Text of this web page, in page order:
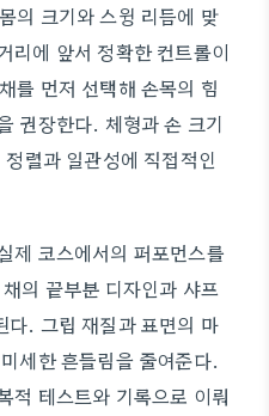
의 크기와 스윙 리듬에 맞
리에 앞서 정확한 컨트롤이
를 먼저 선택해 손목의 힘
권장한다. 체형과 손 크기
렬과 일관성에 직접적인
제 코스에서의 퍼포먼스를
의 끝부분 디자인과 샤프
다. 그립 재질과 표면의 마
세한 흔들림을 줄여준다.
적 테스트와 기록으로 이뤄